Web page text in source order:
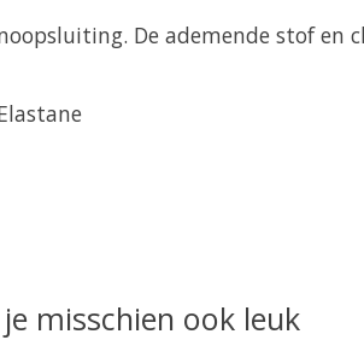
De ademende stof
misschien ook leuk